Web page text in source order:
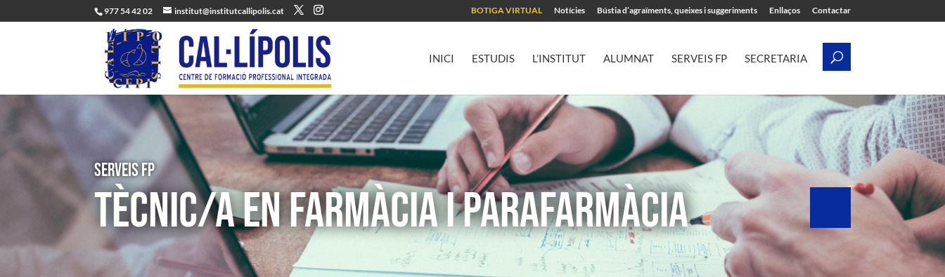
977 54 42 02 institut@institutcallipolis.cat BOTIGA VIRTUAL Notícies Bústia d’agraïments, queixes i suggeriments Enllaços Contactar
INICI ESTUDIS L’INSTITUT ALUMNAT SERVEIS FP SECRETARIA
Serveis FP
TÈCNIC/A EN FARMÀCIA I PARAFARMÀCIA